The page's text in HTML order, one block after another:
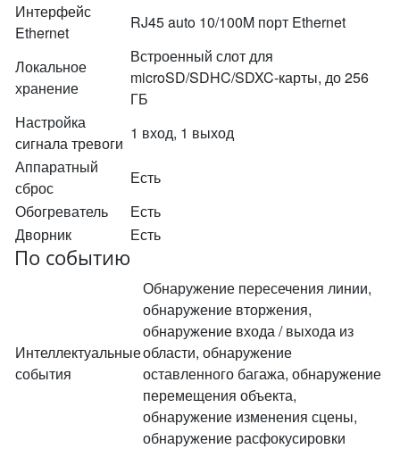
Интерфейс
Ethernet
RJ45 auto 10/100M порт Ethernet
Локальное
хранение
Встроенный слот для
microSD/SDHC/SDXC-карты, до 256
ГБ
Настройка
сигнала тревоги
1 вход, 1 выход
Аппаратный
сброс
Есть
Обогреватель
Есть
Дворник
Есть
По событию
Интеллектуальные
события
Обнаружение пересечения линии,
обнаружение вторжения,
обнаружение входа / выхода из
области, обнаружение
оставленного багажа, обнаружение
перемещения объекта,
обнаружение изменения сцены,
обнаружение расфокусировки